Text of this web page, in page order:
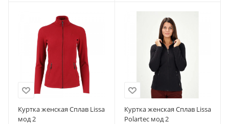
Куртка женская Сплав Lissa
мод 2
Куртка женская Сплав Lissa
Polartec мод 2